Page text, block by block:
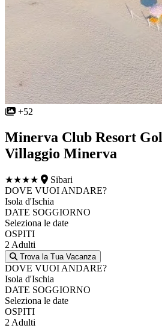
+52
Minerva Club Resort
Villaggio Minerva
★★★★
Sibari
DOVE VUOI ANDARE?
Isola d'Ischia
DATE SOGGIORNO
Seleziona le date
OSPITI
2 Adulti
Trova la Tua Vacanza
DOVE VUOI ANDARE?
Isola d'Ischia
DATE SOGGIORNO
Seleziona le date
OSPITI
2 Adulti